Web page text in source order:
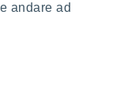
andare ad